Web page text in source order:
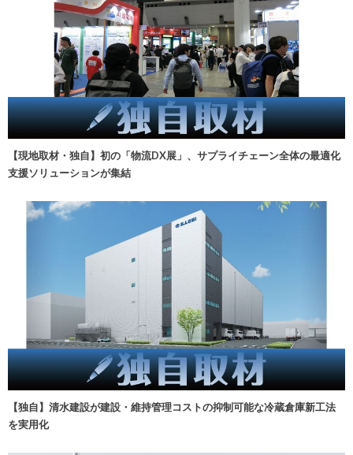
【現地取材・独自】初の「物流DX展」、サプライチェーン全体の最適化
支援ソリューションが集結
【独自】清水建設が建設・維持管理コストの抑制可能な冷蔵倉庫新工法
を実用化